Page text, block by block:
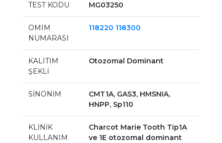
TEST KODU MG03250
OMIM
NUMARASI
118220 118300
KALITIM
ŞEKLİ
Otozomal Dominant
SİNONİM
CMT1A, GAS3, HMSNIA,
HNPP, Sp110
KLİNİK
KULLANIM
Charcot Marie Tooth Tip1A
ve 1E otozomal dominant